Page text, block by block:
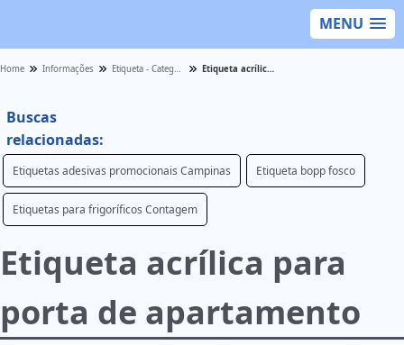
MENU
Home Informações Etiqueta - Categoria Etiqueta acrílica para porta de apartamento
Buscas
relacionadas:
Etiquetas adesivas promocionais Campinas Etiqueta bopp fosco
Etiquetas para frigoríficos Contagem
Etiqueta acrílica para
porta de apartamento